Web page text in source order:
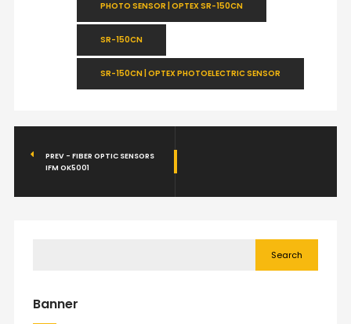
PHOTO SENSOR | OPTEX SR-150CN
SR-150CN
SR-150CN | OPTEX PHOTOELECTRIC SENSOR
PREV - FIBER OPTIC SENSORS
IFM OK5001
Search
Banner